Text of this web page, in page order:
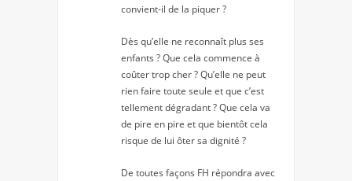
convient-il de la piquer ?
Dès qu’elle ne reconnaît plus ses
enfants ? Que cela commence à
coûter trop cher ? Qu’elle ne peut
rien faire toute seule et que c’est
tellement dégradant ? Que cela va
de pire en pire et que bientôt cela
risque de lui ôter sa dignité ?
De toutes façons FH répondra avec